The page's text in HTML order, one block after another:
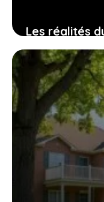
Les réalités
île-de-france
ne pourrez
19 mai 2026